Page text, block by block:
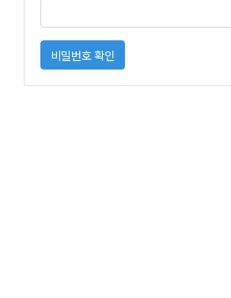
비밀번호 확인